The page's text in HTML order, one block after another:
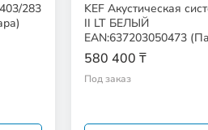
283
KEF Акустическая
II LT БЕЛЫЙ
EAN:637203050473
580 400 ₸
Под заказ